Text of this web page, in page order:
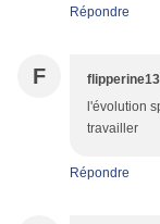
Répondre
F flipperine13
l'évolution
travailler
Répondre